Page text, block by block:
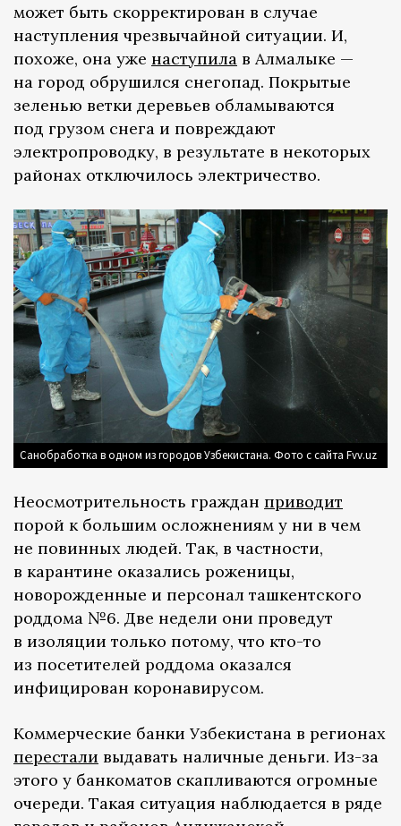
может быть скорректирован в случае
наступления чрезвычайной ситуации. И,
похоже, она уже наступила в Алмалыке —
на город обрушился снегопад. Покрытые
зеленью ветки деревьев обламываются
под грузом снега и повреждают
электропроводку, в результате в некоторых
районах отключилось электричество.
Санобработка в одном из городов Узбекистана. Фото с сайта Fvv.uz
Неосмотрительность граждан приводит
порой к большим осложнениям у ни в чем
не повинных людей. Так, в частности,
в карантине оказались роженицы,
новорожденные и персонал ташкентского
роддома №6. Две недели они проведут
в изоляции только потому, что кто-то
из посетителей роддома оказался
инфицирован коронавирусом.
Коммерческие банки Узбекистана в регионах
перестали выдавать наличные деньги. Из-за
этого у банкоматов скапливаются огромные
очереди. Такая ситуация наблюдается в ряде